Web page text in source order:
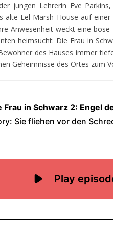
jungen Lehrerin Eve
alte Eel Marsh House auf
Anwesenheit weckt eine
heimsucht: Die Frau in
des Hauses immer
Geheimnisse des Ortes zum